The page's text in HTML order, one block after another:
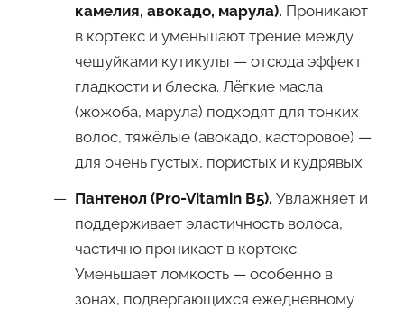
камелия, авокадо, марула). Проникают
в кортекс и уменьшают трение между
чешуйками кутикулы — отсюда эффект
гладкости и блеска. Лёгкие масла
(жожоба, марула) подходят для тонких
волос, тяжёлые (авокадо, касторовое) —
для очень густых, пористых и кудрявых
Пантенол (Pro-Vitamin B5). Увлажняет и
поддерживает эластичность волоса,
частично проникает в кортекс.
Уменьшает ломкость — особенно в
зонах, подвергающихся ежедневному